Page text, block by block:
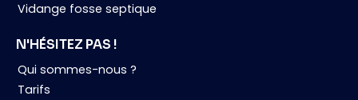
Vidange fosse septique
N'HÉSITEZ PAS !
Qui sommes-nous ?
Tarifs